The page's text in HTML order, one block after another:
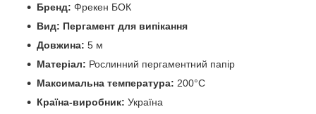
Бренд: Фрекен БОК
Вид: Пергамент для випікання
Довжина: 5 м
Матеріал: Рослинний пергаментний папір
Максимальна температура: 200°C
Країна-виробник: Україна